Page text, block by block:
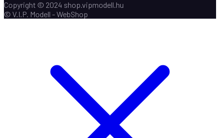
Copyright © 2024 shop.vipmodell.hu
© V.I.P. Modell - WebShop